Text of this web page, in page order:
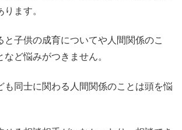
ます。
と子供の成育についてや人間関係のこ
など悩みがつきません。
も同士に関わる人間関係のことは頭を悩